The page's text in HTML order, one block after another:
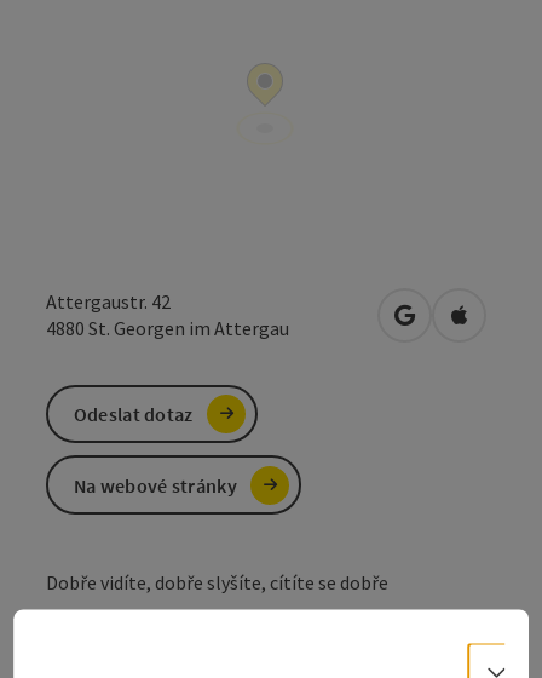
Attergaustr. 42
4880 St. Georgen im Attergau Otevřít vOtevřít v
Dobře vidíte, dobře slyšíte, cítíte se dobře
Kvalita a služby jsou TOP. Těšíme se na vaši návštěvu
Odeslat dotaz
Na webové stránky